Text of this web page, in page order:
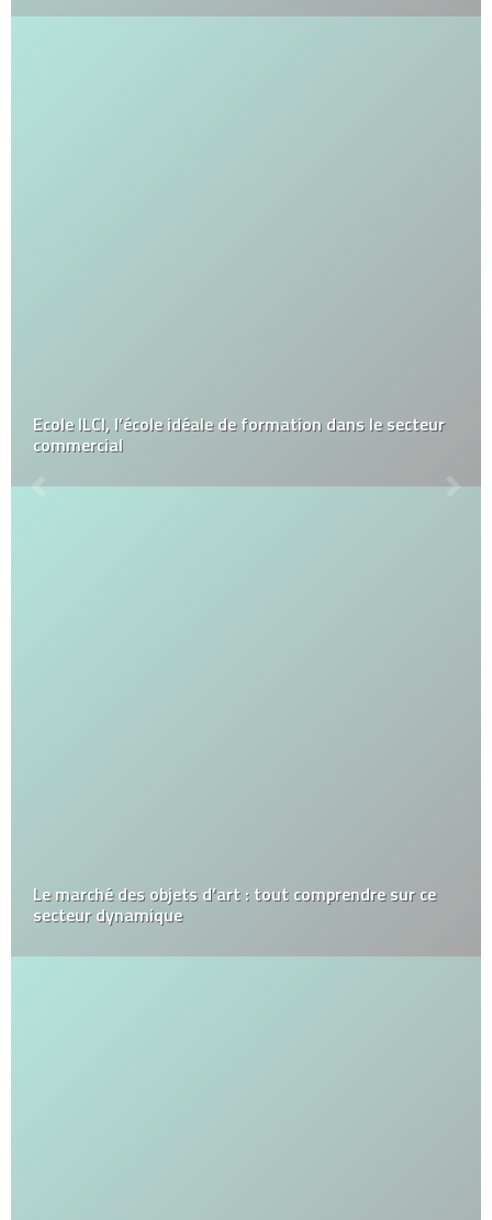
Ecole ILCI, l’école idéale de formation dans le secteur
commercial
Le marché des objets d’art : tout comprendre sur ce
secteur dynamique